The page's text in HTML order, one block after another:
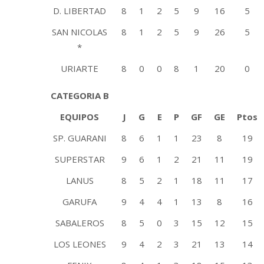
D. LIBERTAD 8 1 2 5 9 16
5
SAN NICOLAS
*
8 1 2 5 9 26 5
URIARTE 8 0 0 8 1 20 0
CATEGORIA B
EQUIPOS
J G E P GF GE
Ptos
SP. GUARANI
8 6 1 1 23 8
19
SUPERSTAR
9 6 1 2 21 11
19
LANUS
8 5 2 1 18 11
17
GARUFA
9 4 4 1 13 8
16
SABALEROS
8 5 0 3 15 12
15
LOS LEONES
9 4 2 3 21 13
14